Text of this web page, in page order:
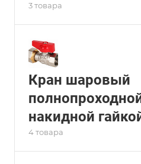
3 товара
Кран шаровый
накидной
4 товара